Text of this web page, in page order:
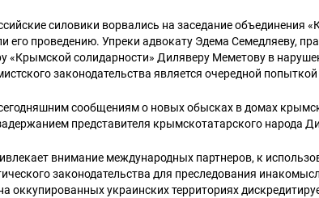
силовики ворвались на заседание объединения
его проведению. Упреки адвокату Эдема Семедляеву,
«Крымской солидарности» Диляверу Меметову в
законодательства является очередной
сообщениям о новых обысках в домах
представителя крымскотатарского народа
внимание международных партнеров, к
законодательства для преследования
оккупированных украинских территориях